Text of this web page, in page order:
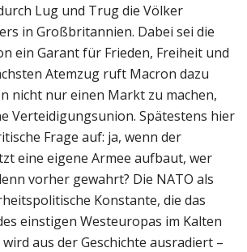
Lug und Trug die Völker
in Großbritannien. Dabei sei die
ein Garant für Frieden, Freiheit und
Atemzug ruft Macron dazu
nicht nur einen Markt zu machen,
Verteidigungsunion. Spätestens hier
Frage auf: ja, wenn der
eine eigene Armee aufbaut, wer
vorher gewahrt? Die NATO als
Konstante, die das
einstigen Westeuropas im Kalten
aus der Geschichte ausradiert –